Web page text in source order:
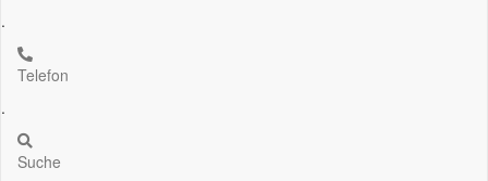
.
Telefon
.
Suche